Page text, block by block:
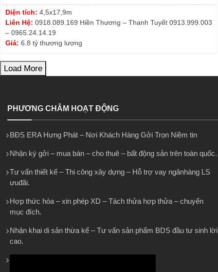
Diện tích: 4,5x17,9m
Liên Hệ: 0918.089.169 Hiền Thương – Thanh Tuyết 0913.999.003
– 0965.24.14.19
Giá: 6.8 tỷ thương lượng
Load More
PHƯƠNG CHÂM HOẠT ĐỘNG
BĐS ERA Hưng Phát – Nơi Khách Hàng Gởi Trọn Niềm tin
Nhận ký gởi – mua bán – cho thuê – bất động sản trên toàn quốc.
Tư vấn thiết kế – Thi công xây dựng – Hỗ trợ vay ngânhàng LS
ưuđãi.
Hợp thức hóa – xin phép XD – Tách thửa hợp thửa – chuyển
mục đích.
Nhận khai di sản thừa kế – Tư vấn sản phẩm BDS đầu tư sinh lời
cao.